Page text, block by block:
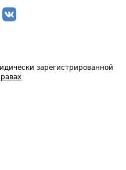
зарегистрированной